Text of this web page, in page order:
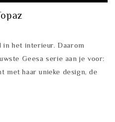
het interieur. Daarom
Geesa serie aan je voor:
met haar unieke design, de